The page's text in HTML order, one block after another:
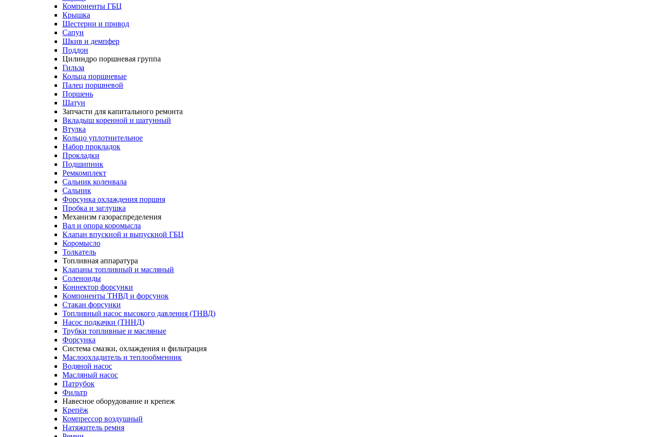
Компоненты ГБЦ
Крышка
Шестерни и привод
Сапун
Шкив и демпфер
Поддон
Цилиндро поршневая группа
Гильза
Кольца поршневые
Палец поршневой
Поршень
Шатун
Запчасти для капитального ремонта
Вкладыш коренной и шатунный
Втулка
Кольцо уплотнительное
Набор прокладок
Прокладки
Подшипник
Ремкомплект
Сальник коленвала
Сальник
Форсунка охлаждения поршня
Пробка и заглушка
Механизм газораспределения
Вал и опора коромысла
Клапан впускной и выпускной ГБЦ
Коромысло
Толкатель
Топливная аппаратура
Клапаны топливный и масляный
Соленоиды
Коннектор форсунки
Компоненты ТНВД и форсунок
Стакан форсунки
Топливный насос высокого давления (ТНВД)
Насос подкачки (ТННД)
Трубки топливные и масляные
Форсунка
Система смазки, охлаждения и фильтрация
Маслоохладитель и теплообменник
Водяной насос
Масляный насос
Патрубок
Фильтр
Навесное оборудование и крепеж
Крепёж
Компрессор воздушный
Натяжитель ремня